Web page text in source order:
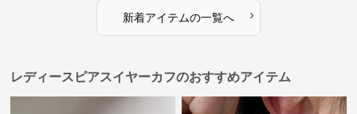
新着アイテムの一覧へ ›
レディースピアスイヤーカフのおすすめアイテム